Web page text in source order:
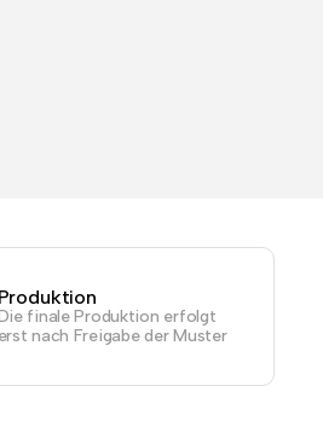
Produktion
finale Produktion erfolgt
erst nach Freigabe der Muster